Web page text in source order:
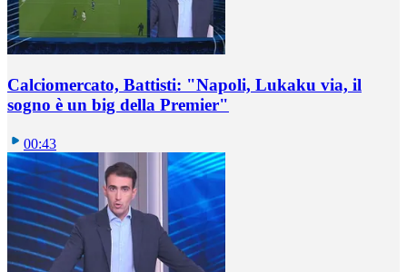
Calciomercato, Battisti: "Napoli, Lukaku via, il
sogno è un big della Premier"
00:43